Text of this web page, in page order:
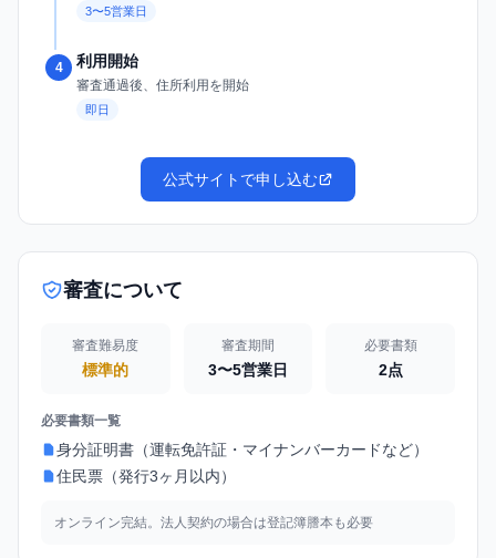
3〜5営業日
4 利用開始
審査通過後、住所利用を開始
即日
公式サイトで申し込む
審査について
審査難易度
標準的
審査期間
3〜5営業日
必要書類
2点
必要書類一覧
身分証明書（運転免許証・マイナンバーカードなど）
住民票（発行3ヶ月以内）
オンライン完結。法人契約の場合は登記簿謄本も必要